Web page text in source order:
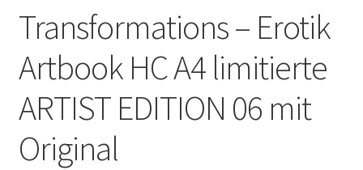
Transformations – Erotik
Artbook HC A4 limitierte
ARTIST EDITION 06 mit
Original